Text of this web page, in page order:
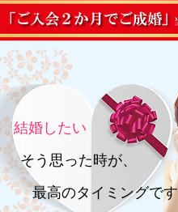
結婚したい
そう思った時が、
最高のタイミングです